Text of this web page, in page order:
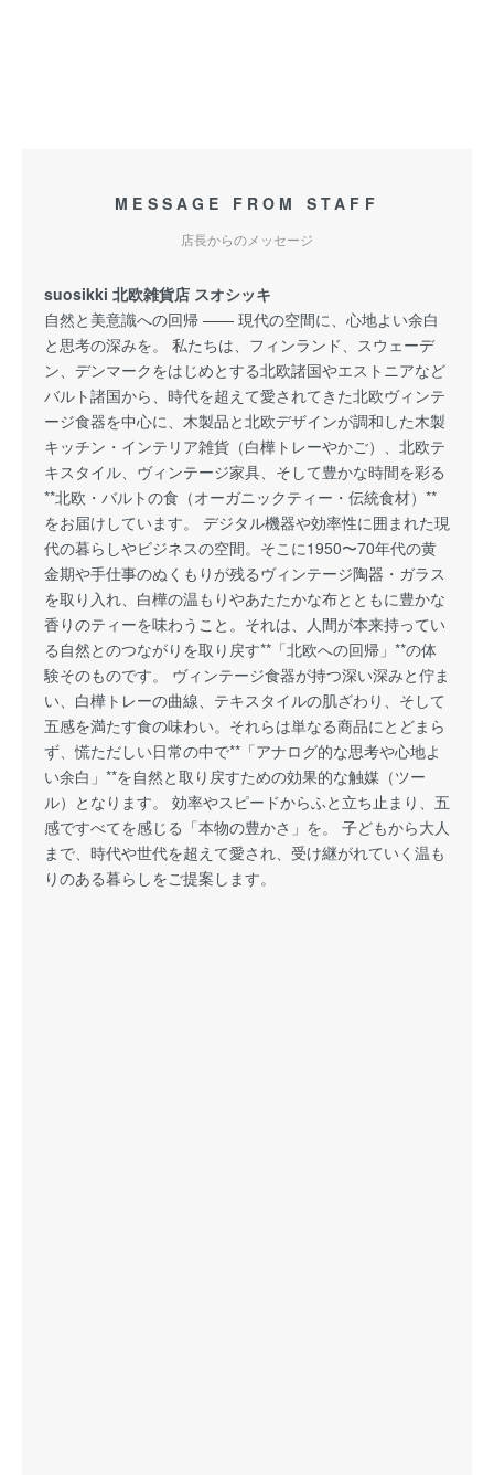
MESSAGE FROM STAFF
店長からのメッセージ
suosikki 北欧雑貨店 スオシッキ
自然と美意識への回帰 —— 現代の空間に、心地よい余白
と思考の深みを。 私たちは、フィンランド、スウェーデ
ン、デンマークをはじめとする北欧諸国やエストニアなど
バルト諸国から、時代を超えて愛されてきた北欧ヴィンテ
ージ食器を中心に、木製品と北欧デザインが調和した木製
キッチン・インテリア雑貨（白樺トレーやかご）、北欧テ
キスタイル、ヴィンテージ家具、そして豊かな時間を彩る
**北欧・バルトの食（オーガニックティー・伝統食材）**
をお届けしています。 デジタル機器や効率性に囲まれた現
代の暮らしやビジネスの空間。そこに1950〜70年代の黄
金期や手仕事のぬくもりが残るヴィンテージ陶器・ガラス
を取り入れ、白樺の温もりやあたたかな布とともに豊かな
香りのティーを味わうこと。それは、人間が本来持ってい
る自然とのつながりを取り戻す**「北欧への回帰」**の体
験そのものです。 ヴィンテージ食器が持つ深い深みと佇ま
い、白樺トレーの曲線、テキスタイルの肌ざわり、そして
五感を満たす食の味わい。それらは単なる商品にとどまら
ず、慌ただしい日常の中で**「アナログ的な思考や心地よ
い余白」**を自然と取り戻すための効果的な触媒（ツー
ル）となります。 効率やスピードからふと立ち止まり、五
感ですべてを感じる「本物の豊かさ」を。 子どもから大人
まで、時代や世代を超えて愛され、受け継がれていく温も
りのある暮らしをご提案します。